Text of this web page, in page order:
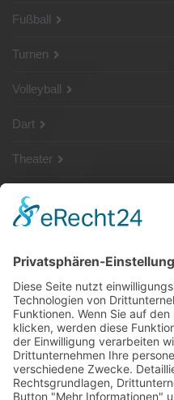
Fußball
Turnen
Volleyball
Dart
Theater
SG Shop
Sponsoren
Kontakt
Social Media